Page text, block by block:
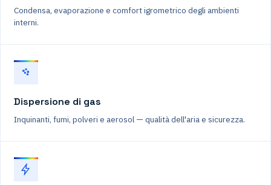
Condensa, evaporazione e comfort igrometrico degli ambienti
interni.
Dispersione di gas
Inquinanti, fumi, polveri e aerosol — qualità dell'aria e sicurezza.